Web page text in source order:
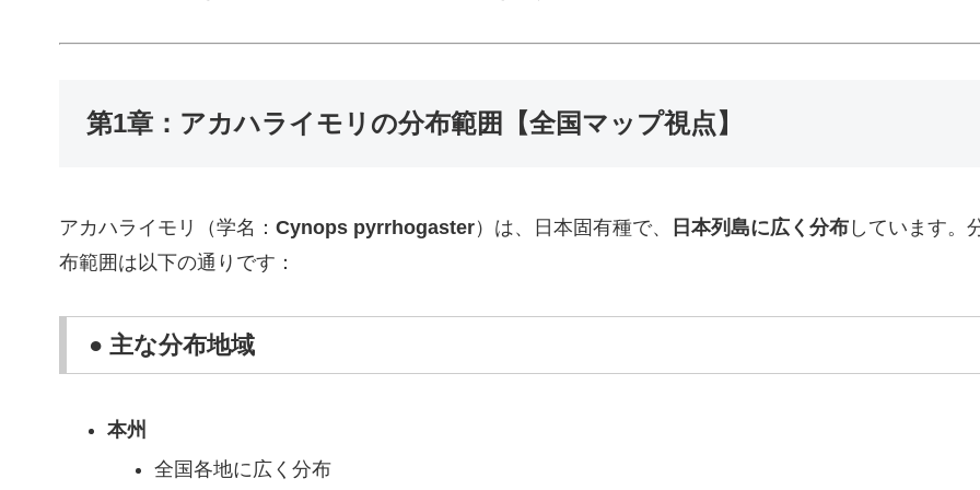
第1章：アカハライモリの分布範囲【全国マップ視点】
アカハライモリ（学名： Cynops pyrrhogaster）は、日本固有種で、 日本列島に広く分布 しています。
布範囲は以下の通りです：
● 主な分布地域
本州
全国各地に広く分布